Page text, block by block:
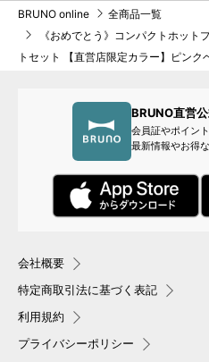
メッセージ：HAPPY
1行目：お名前
2行目：日付
DETAIL
BRUNO コンパクトホットプレー
毎日の食卓を彩るテーブルウエ
BRUNO online
全商品一覧
《おめでとう》コンパクトホット
トセット 【直営店限定カラー】ピンク
BRUNO直営
会員証やポイン
最新情報やお得
会社概要
特定商取引法に基づく表記
利用規約
プライバシーポリシー